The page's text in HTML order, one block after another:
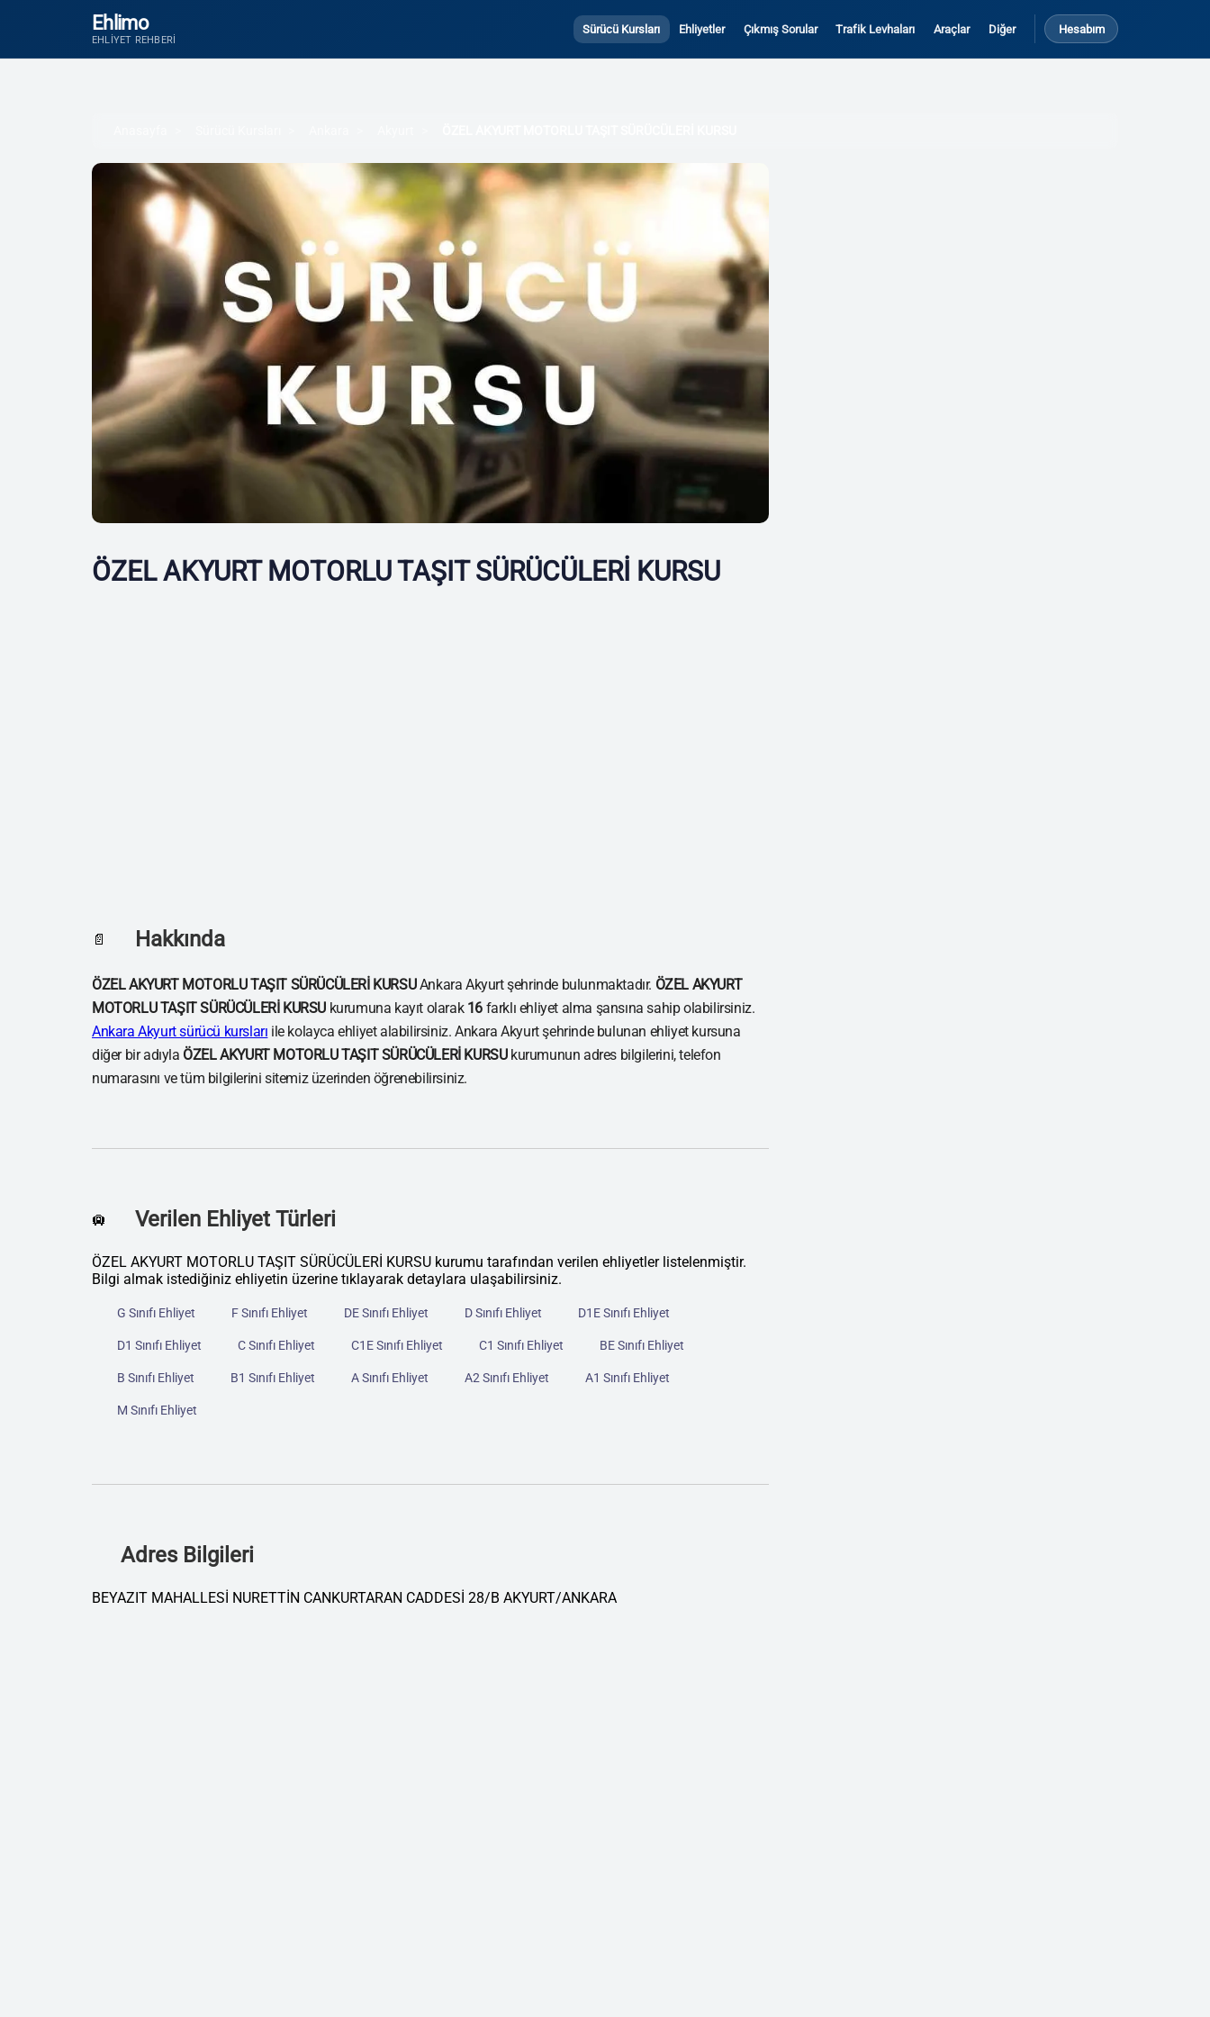
Ehlimo
EHLIYET REHBERI
Sürücü Kursları Ehliyetler Çıkmış Sorular Trafik Levhaları Araçlar Diğer Hesabım
ÖZEL AKYURT MOTORLU TAŞIT SÜRÜCÜLERİ KURSU
📄 Hakkında
ÖZEL AKYURT MOTORLU TAŞIT SÜRÜCÜLERİ KURSUAnkara Akyurt şehrinde bulunmaktadır. ÖZEL AKYURT
MOTORLU TAŞIT SÜRÜCÜLERİ KURSU kurumuna kayıt olarak 16 farklı ehliyet alma şansına sahip olabilirsiniz.
Ankara Akyurt sürücü kursları ile kolayca ehliyet alabilirsiniz. Ankara Akyurt şehrinde bulunan ehliyet kursuna
diğer bir adıyla ÖZEL AKYURT MOTORLU TAŞIT SÜRÜCÜLERİ KURSUkurumunun adres bilgilerini, telefon
numarasını ve tüm bilgilerini sitemiz üzerinden öğrenebilirsiniz.
🛄 Verilen Ehliyet Türleri
ÖZEL AKYURT MOTORLU TAŞIT SÜRÜCÜLERİ KURSU kurumu tarafından verilen ehliyetler listelenmiştir.
Bilgi almak istediğiniz ehliyetin üzerine tıklayarak detaylara ulaşabilirsiniz.
G Sınıfı Ehliyet F Sınıfı Ehliyet DE Sınıfı Ehliyet D Sınıfı Ehliyet D1E Sınıfı Ehliyet
D1 Sınıfı Ehliyet C Sınıfı Ehliyet C1E Sınıfı Ehliyet C1 Sınıfı Ehliyet BE Sınıfı Ehliyet
B Sınıfı Ehliyet B1 Sınıfı Ehliyet A Sınıfı Ehliyet A2 Sınıfı Ehliyet A1 Sınıfı Ehliyet
M Sınıfı Ehliyet
Adres Bilgileri
BEYAZIT MAHALLESİ NURETTİN CANKURTARAN CADDESİ 28/B AKYURT/ANKARA